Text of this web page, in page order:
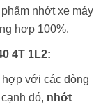
nhớt xe máy
hợp 100%.
4T 1L2:
hợp với các dòng
đó, nhớt